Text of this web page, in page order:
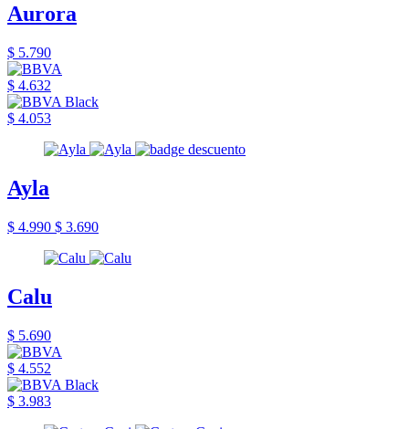
Aurora
$ 5.790
$ 4.632
$ 4.053
Ayla
$ 4.990 $ 3.690
Calu
$ 5.690
$ 4.552
$ 3.983